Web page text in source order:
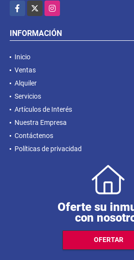
Facebook
Instagram
INFORMACIÓN
Inicio
Ventas
Alquiler
Servicios
Artículos de Interés
Nuestra Empresa
Contáctenos
Políticas de privacidad
Oferte su
con
OFERTAR